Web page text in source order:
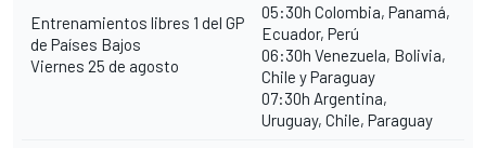
Entrenamientos libres 1 del GP
de Países Bajos
Viernes 25 de agosto
05:30h Colombia, Panamá,
Ecuador, Perú
06:30h Venezuela, Bolivia,
Chile y Paraguay
07:30h Argentina,
Uruguay, Chile, Paraguay